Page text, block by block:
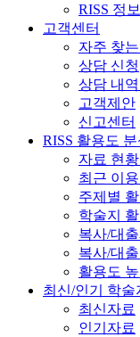
RISS 정
고객센터
자주 찾
상담 신청
상담 내
고객제안
신고센터
RISS 활용도 분
자료 현황
최근 이
주제별
학술지
복사/대
복사/대
활용도
최신/인기 학술
최신자료
인기자료